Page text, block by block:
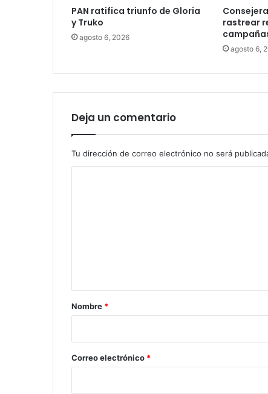
PAN ratifica triunfo de Gloria
y Truko
agosto 6, 2026
rastrear
agosto 6,
Deja un comentario
Tu dirección de correo electrónico no será
r
*
Nombre *
Correo electrónico *